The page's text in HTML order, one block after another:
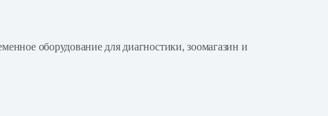
оборудование для диагностики, зоомагазин и